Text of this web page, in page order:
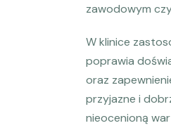
zawodowym
W klinice
poprawia
oraz
przyjazne i
nieocenioną